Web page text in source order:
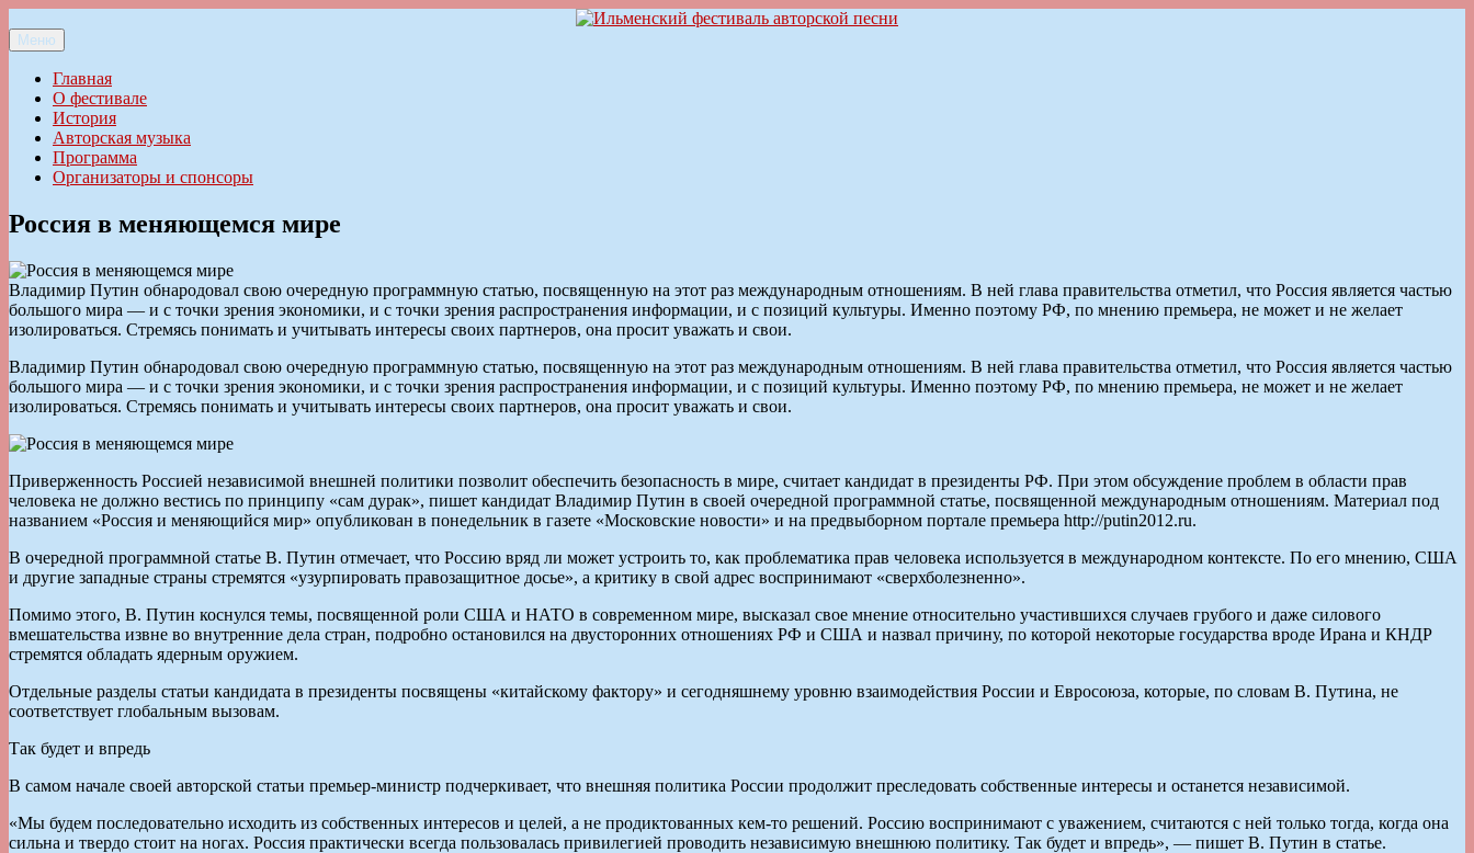
к
содержимому
Ильменский фестиваль авторской песни
Меню
Главная
О фестивале
История
Авторская музыка
Программа
Организаторы и спонсоры
Россия в меняющемся мире
Владимир Путин обнародовал свою очередную программную статью, посвященную на этот раз международным отношениям. В ней глава правительства отметил, что Россия является частью
большого мира — и с точки зрения экономики, и с точки зрения распространения информации, и с позиций культуры. Именно поэтому РФ, по мнению премьера, не может и не желает
изолироваться. Стремясь понимать и учитывать интересы своих партнеров, она просит уважать и свои.
Владимир Путин обнародовал свою очередную программную статью, посвященную на этот раз международным отношениям. В ней глава правительства отметил, что Россия является частью
большого мира — и с точки зрения экономики, и с точки зрения распространения информации, и с позиций культуры. Именно поэтому РФ, по мнению премьера, не может и не желает
изолироваться. Стремясь понимать и учитывать интересы своих партнеров, она просит уважать и свои.
Приверженность Россией независимой внешней политики позволит обеспечить безопасность в мире, считает кандидат в президенты РФ. При этом обсуждение проблем в области прав
человека не должно вестись по принципу «сам дурак», пишет кандидат Владимир Путин в своей очередной программной статье, посвященной международным отношениям. Материал под
названием «Россия и меняющийся мир» опубликован в понедельник в газете «Московские новости» и на предвыборном портале премьера http://putin2012.ru.
В очередной программной статье В. Путин отмечает, что Россию вряд ли может устроить то, как проблематика прав человека используется в международном контексте. По его мнению, США
и другие западные страны стремятся «узурпировать правозащитное досье», а критику в свой адрес воспринимают «сверхболезненно».
Помимо этого, В. Путин коснулся темы, посвященной роли США и НАТО в современном мире, высказал свое мнение относительно участившихся случаев грубого и даже силового
вмешательства извне во внутренние дела стран, подробно остановился на двусторонних отношениях РФ и США и назвал причину, по которой некоторые государства вроде Ирана и КНДР
стремятся обладать ядерным оружием.
Отдельные разделы статьи кандидата в президенты посвящены «китайскому фактору» и сегодняшнему уровню взаимодействия России и Евросоюза, которые, по словам В. Путина, не
соответствует глобальным вызовам.
Так будет и впредь
В самом начале своей авторской статьи премьер-министр подчеркивает, что внешняя политика России продолжит преследовать собственные интересы и останется независимой.
«Мы будем последовательно исходить из собственных интересов и целей, а не продиктованных кем-то решений. Россию воспринимают с уважением, считаются с ней только тогда, когда она
сильна и твердо стоит на ногах. Россия практически всегда пользовалась привилегией проводить независимую внешнюю политику. Так будет и впредь», — пишет В. Путин в статье.